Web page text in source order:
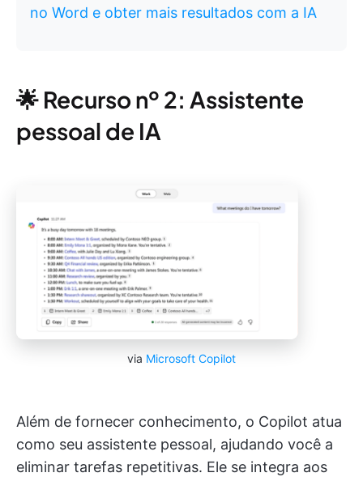
no Word e obter mais resultados com a IA
🌟 Recurso nº 2: Assistente
pessoal de IA
via Microsoft Copilot
Além de fornecer conhecimento, o Copilot atua
como seu assistente pessoal, ajudando você a
eliminar tarefas repetitivas. Ele se integra aos